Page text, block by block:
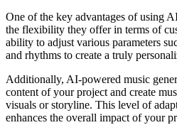
One of the key advantages of using
the flexibility they offer in terms of
ability to adjust various parameters
and rhythms to create a truly
Additionally, AI-powered music
content of your project and create
visuals or storyline. This level of
enhances the overall impact of your